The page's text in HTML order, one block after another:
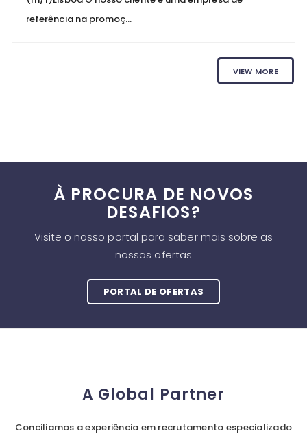
referência na promoç...
VIEW MORE
À PROCURA DE NOVOS
DESAFIOS?
Visite o nosso portal para saber mais sobre as
nossas ofertas
PORTAL DE OFERTAS
A Global Partner
Conciliamos a experiência em recrutamento especializado